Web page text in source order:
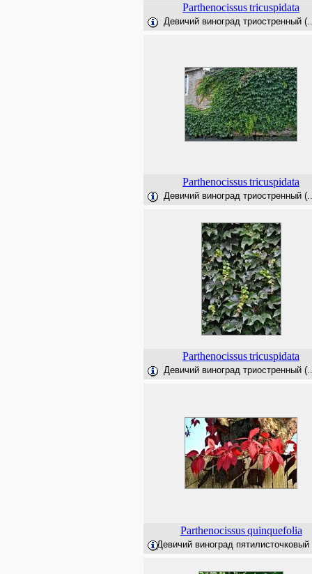
Parthenocissustricuspidata
Девичий виноград триостренный
Parthenocissustricuspidata
Девичий виноград триостренный
Parthenocissustricuspidata
Девичий виноград триостренный
Parthenocissus quinquefolia
Девичий виноград пятилисточковый